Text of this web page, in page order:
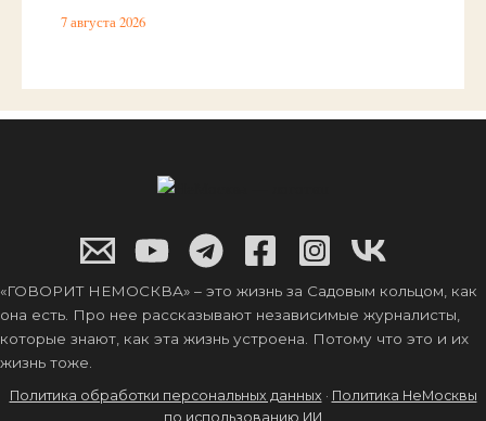
7 августа 2026
«ГОВОРИТ НЕМОСКВА» – это жизнь за Садовым кольцом, как
она есть. Про нее рассказывают независимые журналисты,
которые знают, как эта жизнь устроена. Потому что это и их
жизнь тоже.
Политика обработки персональных данных · Политика НеМосквы
по использованию ИИ